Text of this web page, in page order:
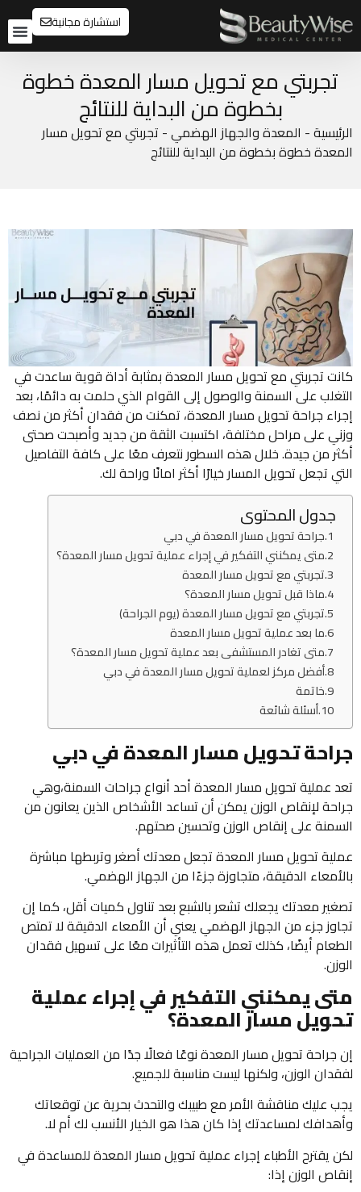
استشارة مجانية
تجربتي مع تحويل مسار المعدة خطوة
بخطوة من البداية للنتائج
الرئيسية- المعدة والجهاز الهضمي- تجربتي مع تحويل مسار
المعدة خطوة بخطوة من البداية للنتائج
كانت تجربتي مع تحويل مسار المعدة بمثابة أداة قوية ساعدت في
التغلب على السمنة والوصول إلى القوام الذي حلمت به دائمًا، بعد
إجراء جراحة تحويل مسار المعدة، تمكنت من فقدان أكثر من نصف
وزني على مراحل مختلفة، اكتسبت الثقة من جديد وأصبحت صحتى
أكثر من جيدة. خلال هذه السطور نتعرف معًا على كافة التفاصيل
التي تجعل تحويل المسار خيارًا أكثر امانًا وراحة لك.
جدول المحتوى
جراحة تحويل مسار المعدة في دبي
متى يمكنني التفكير في إجراء عملية تحويل مسار المعدة؟
تجربتي مع تحويل مسار المعدة
ماذا قبل تحويل مسار المعدة؟
تجربتي مع تحويل مسار المعدة (يوم الجراحة)
ما بعد عملية تحويل مسار المعدة
متى تغادر المستشفى بعد عملية تحويل مسار المعدة؟
أفضل مركز لعملية تحويل مسار المعدة في دبي
خاتمة
أسئلة شائعة
جراحة تحويل مسار المعدة في دبي
تعد عملية تحويل مسار المعدة أحد أنواع جراحات السمنة،وهي
جراحة لإنقاص الوزن يمكن أن تساعد الأشخاص الذين يعانون من
السمنة على إنقاص الوزن وتحسين صحتهم.
عملية تحويل مسار المعدة تجعل معدتك أصغر وتربطها مباشرة
بالأمعاء الدقيقة، متجاوزة جزءًا من الجهاز الهضمي.
تصغير معدتك يجعلك تشعر بالشبع بعد تناول كميات أقل، كما إن
تجاوز جزء من الجهاز الهضمي يعني أن الأمعاء الدقيقة لا تمتص
الطعام أيضًا، كذلك تعمل هذه التأثيرات معًا على تسهيل فقدان
الوزن.
متى يمكنني التفكير في إجراء عملية
تحويل مسار المعدة؟
إن جراحة تحويل مسار المعدة نوعًا فعالًا جدًا من العمليات الجراحية
لفقدان الوزن، ولكنها ليست مناسبة للجميع.
يجب عليك مناقشة الأمر مع طبيبك والتحدث بحرية عن توقعاتك
وأهدافك لمساعدتك إذا كان هذا هو الخيار الأنسب لك أم لا.
لكن يقترح الأطباء إجراء عملية تحويل مسار المعدة للمساعدة في
إنقاص الوزن إذا: